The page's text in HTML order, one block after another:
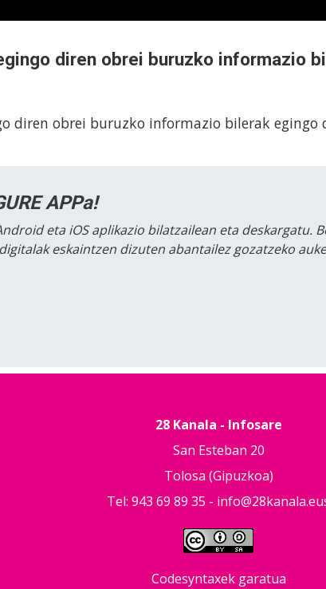
diren obrei buruzko informazio
diren obrei buruzko informazio bilerak egingo
APPa!
eta iOS aplikazio bilatzailean eta deskargatu.
eskaintzen dizuten abantailez gozatzeko
28 Kanala - Infosare
San Esteban 20
Tolosa (Gipuzkoa)
Tel: 943 69 89 35 -
Codesyntaxek garatua